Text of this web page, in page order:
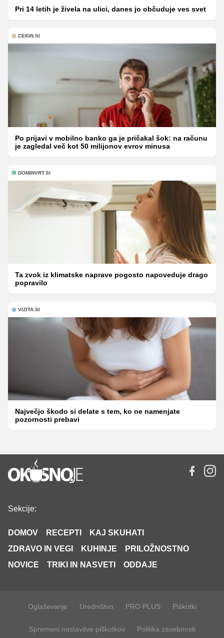
Pri 14 letih je živela na ulici, danes jo občuduje ves svet
CEKIN.SI
Po prijavi v mobilno banko ga je pričakal šok: na računu
je zagledal več kot 50 milijonov evrov minusa
DOMINVRT.SI
Ta zvok iz klimatske naprave pogosto napoveduje drago
popravilo
VIZITA.SI
Največjo škodo si delate s tem, ko ne namenjate
pozornosti prebavi
Sekcije:
DOMOV RECEPTI
KAJ SKUHATI
ZDRAVO IN VEGI
KUHINJE
PRILOŽNOSTNO
NOVICE
TRIKI IN NASVETI ODDAJE
Oglaševanje Uredništvo PRO PLUS Piškotki
Spremeni nastavitve piškotkov Politika zasebnosti